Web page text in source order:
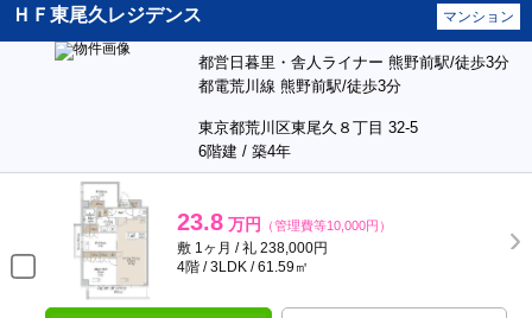
ＨＦ東尾久レジデンス マンション
都営日暮里・舎人ライナー 熊野前駅/徒歩3分
都電荒川線 熊野前駅/徒歩3分
東京都荒川区東尾久８丁目 32-5
6階建 / 築4年
23.8 万円 （管理費等10,000円）
敷 1ヶ月 / 礼 238,000円
4階 / 3LDK / 61.59㎡